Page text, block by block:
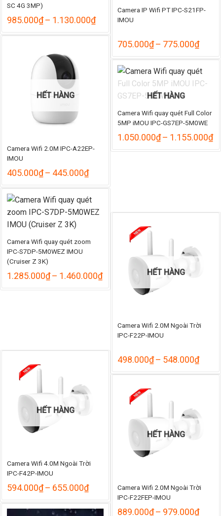
SC 4G 3MP)
985.000₫– 1.130.000₫Khoảng
từ
985.000₫
1.130.000₫
Camera IP Wifi PT IPC-S21FP-
IMOU
705.000₫– 775.000₫
từ
đến
HẾT HÀNG
Camera Wifi 2.0M IPC-A22EP-
IMOU
405.000₫– 445.000₫Khoảng
từ
405.000₫
đến
445.000₫
HẾT HÀNG
Camera Wifi quay quét Full Color
5MP iMOU IPC-GS7EP-5M0WE
1.050.000₫– 1.155.000₫
từ
Camera Wifi quay quét zoom
IPC-S7DP-5M0WEZ IMOU
(Cruiser Z 3K)
1.285.000₫– 1.460.000₫Khoảng
từ
HẾT HÀNG
Camera Wifi 2.0M Ngoài Trời
IPC-F22P-IMOU
498.000₫– 548.000₫
từ
HẾT HÀNG
Camera Wifi 4.0M Ngoài Trời
IPC-F42P-IMOU
594.000₫– 655.000₫Khoảng
từ
594.000₫
HẾT HÀNG
Camera Wifi 2.0M Ngoài Trời
IPC-F22FEP-IMOU
889.000₫– 979.000₫